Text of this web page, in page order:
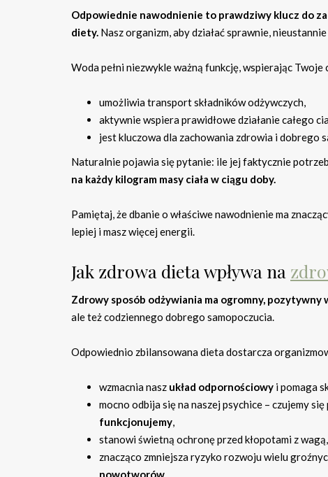
Odpowiednie nawodnienie to prawdziwy klucz do
diety. Nasz organizm, aby działać sprawnie,
Woda pełni niezwykle ważną funkcję, wspierając Twoje
umożliwia transport składników odżywczych,
aktywnie wspiera prawidłowe działanie całego
jest kluczowa dla zachowania zdrowia i dobrego
Naturalnie pojawia się pytanie: ile jej faktycznie
na każdy kilogram masy ciała w ciągu doby.
Pamiętaj, że dbanie o właściwe nawodnienie ma
lepiej i masz więcej energii.
Jak zdrowa dieta wpływa na
Zdrowy sposób odżywiania ma ogromny, pozytywny
ale też codziennego dobrego samopoczucia.
Odpowiednio zbilansowana dieta dostarcza
wzmacnia nasz układ odpornościowy i pomaga
mocno odbija się na naszej psychice – czujemy
funkcjonujemy,
stanowi świetną ochronę przed kłopotami z
znacząco zmniejsza ryzyko rozwoju wielu
nowotworów